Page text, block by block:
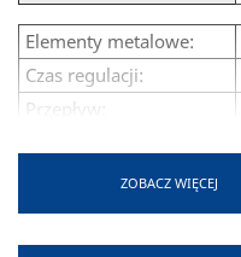
Elementy metalowe:
Czas regulacji:
Przepływ:
Maksymalne ciśnienie:
Sterowanie:
ZOBACZ WIĘCEJ